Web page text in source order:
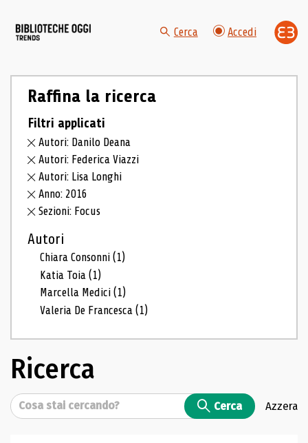
Cerca Accedi
Raffina la ricerca
Filtri applicati
Autori: Danilo Deana
Autori: Federica Viazzi
Autori: Lisa Longhi
Anno: 2016
Sezioni: Focus
Autori
Chiara Consonni(1)
Katia Toia(1)
Marcella Medici(1)
Valeria De Francesca(1)
Ricerca
Cerca Cerca Azzera